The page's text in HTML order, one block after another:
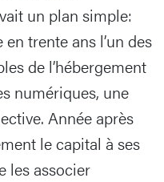
un plan simple:
trente ans l’un des
de l’hébergement
numériques, une
Année après
le capital à ses
les associer